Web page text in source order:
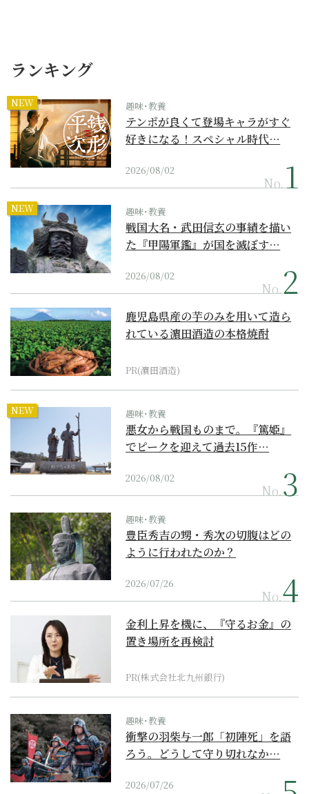
ランキング
NEW 趣味･教養
テンポが良くて登場キャラがすぐ
好きになる！スペシャル時代…
2026/08/02
No.
NEW 趣味･教養
戦国大名・武田信玄の事績を描い
た『甲陽軍鑑』が国を滅ぼす…
2026/08/02
No.
鹿児島県産の芋のみを用いて造ら
れている濵田酒造の本格焼酎
PR(濵田酒造)
NEW 趣味･教養
悪女から戦国ものまで。『篤姫』
でピークを迎えて過去15作…
2026/08/02
No.
趣味･教養
豊臣秀吉の甥・秀次の切腹はどの
ように行われたのか？
2026/07/26
No.
金利上昇を機に、『守るお金』の
置き場所を再検討
PR(株式会社北九州銀行)
趣味･教養
衝撃の羽柴与一郎「初陣死」を語
ろう。どうして守り切れなか…
2026/07/26